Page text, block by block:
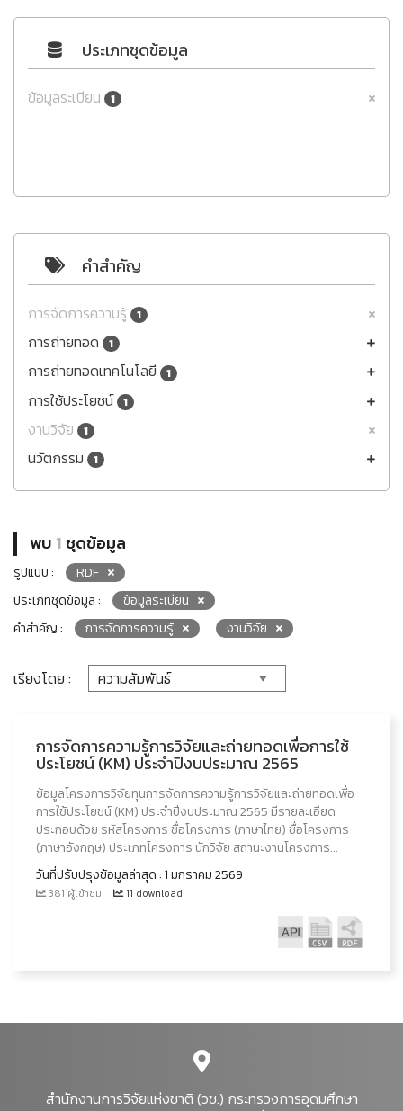
ประเภทชุดข้อมูล
ข้อมูลระเบียน 1
คำสำคัญ
การจัดการความรู้ 1
การถ่ายทอด 1
การถ่ายทอดเทคโนโลยี 1
การใช้ประโยชน์ 1
งานวิจัย 1
นวัตกรรม 1
พบ 1ชุดข้อมูล
รูปแบบ :
RDF
ประเภทชุดข้อมูล :
ข้อมูลระเบียน
คำสำคัญ :
การจัดการความรู้ งานวิจัย
เรียงโดย :
การจัดการความรู้การวิจัยและถ่ายทอดเพื่อการใช้
ประโยชน์ (KM) ประจำปีงบประมาณ 2565
ข้อมูลโครงการวิจัยทุนการจัดการความรู้การวิจัยและถ่ายทอดเพื่อ
การใช้ประโยชน์ (KM) ประจำปีงบประมาณ 2565 มีรายละเอียด
ประกอบด้วย รหัสโครงการ ชื่อโครงการ (ภาษาไทย) ชื่อโครงการ
(ภาษาอังกฤษ) ประเภทโครงการ นักวิจัย สถานะงานโครงการ...
วันที่ปรับปรุงข้อมูลล่าสุด : 1 มกราคม 2569
381 ผู้เข้าชม 11 download
สำนักงานการวิจัยแห่งชาติ (วช.) กระทรวงการอุดมศึกษา